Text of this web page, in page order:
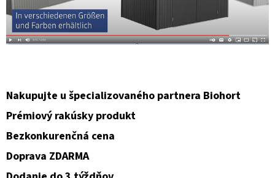
Nakupujte u špecializovaného partnera Biohort
Prémiový rakúsky produkt
Bezkonkurenčná cena
Doprava ZDARMA